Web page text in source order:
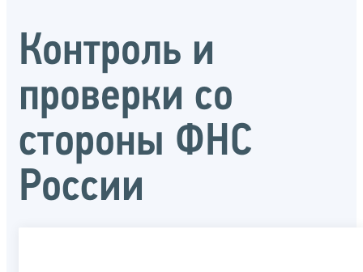
Контроль и
проверки со
стороны ФНС
России